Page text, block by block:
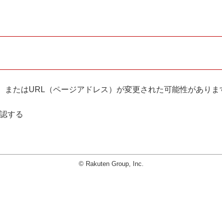
たはURL（ページアドレス）が変更された可能性がありま
する
© Rakuten Group, Inc.